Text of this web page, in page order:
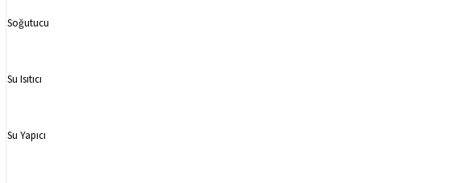
Soğutucu
Su Isıtıcı
Su Yapıcı